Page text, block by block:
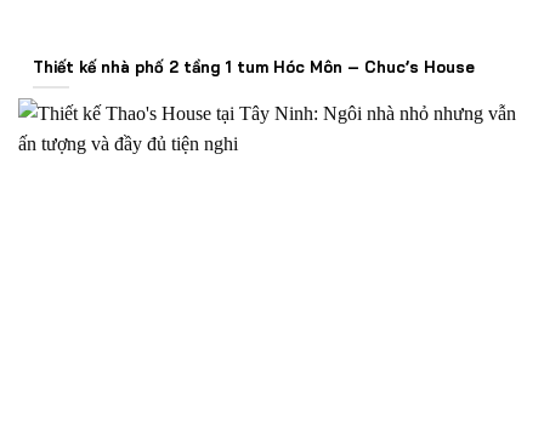
Thiết kế nhà phố 2 tầng 1 tum Hóc Môn – Chuc’s House